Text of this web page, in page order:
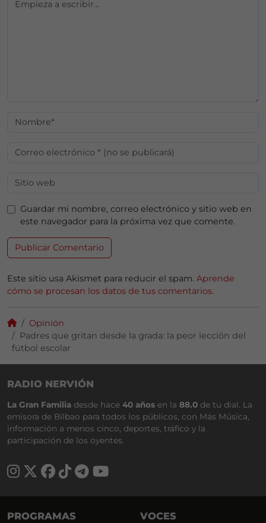
Guardar mi nombre, correo electrónico y sitio web en
este navegador para la próxima vez que comente.
Este sitio usa Akismet para reducir el spam. Aprende
cómo se procesan los datos de tus comentarios.
Opinión
Padres que gritan desde la grada: la peor lección del
fútbol escolar
RADIO NERVIÓN
La Gran Familia desde hace 40 años en la 88.0 de tu dial. La
emisora de Bilbao para todos los públicos, con Más Música,
información a menos cinco, deportes, tráfico y la
participación de los oyentes.
PROGRAMAS VOCES